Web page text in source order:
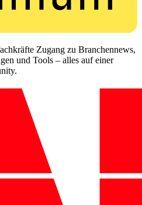
Zugang zu Branchennews,
und Tools – alles auf einer